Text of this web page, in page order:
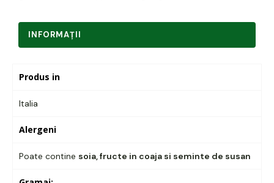
INFORMAŢII
Produs in
Italia
Alergeni
Poate contine soia, fructe in coaja si seminte de susan